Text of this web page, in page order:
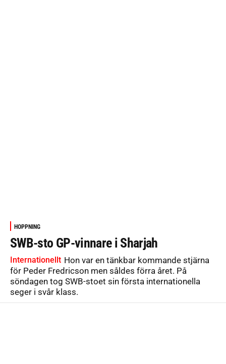
HOPPNING
SWB-sto GP-vinnare i Sharjah
Internationellt Hon var en tänkbar kommande stjärna
för Peder Fredricson men såldes förra året. På
söndagen tog SWB-stoet sin första internationella
seger i svår klass.